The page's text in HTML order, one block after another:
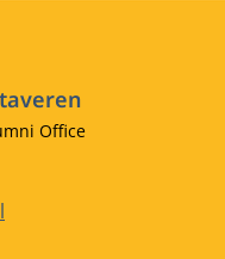
Office